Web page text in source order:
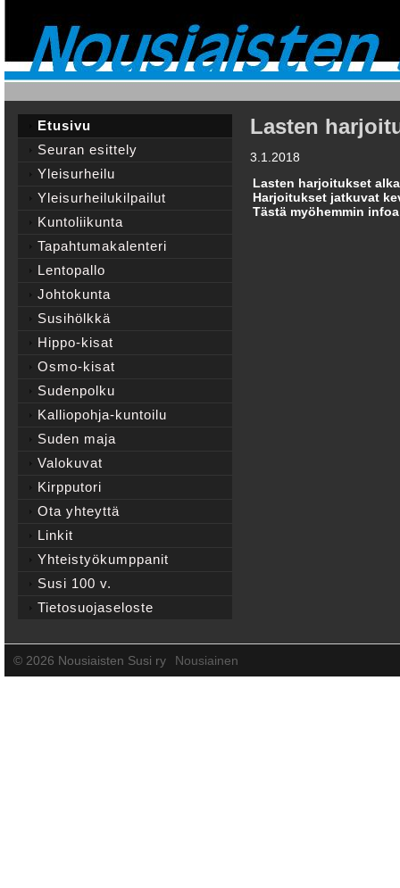
Lasten
3.1.2018
Lasten harjoitukset
Harjoitukset jatkuvat
Tästä myöhemmin
Etusivu
Seuran esittely
Yleisurheilu
Yleisurheilukilpailut
Kuntoliikunta
Tapahtumakalenteri
Lentopallo
Johtokunta
Susihölkkä
Hippo-kisat
Osmo-kisat
Sudenpolku
Kalliopohja-kuntoilu
Suden maja
Valokuvat
Kirpputori
Ota yhteyttä
Linkit
Yhteistyökumppanit
Susi 100 v.
Tietosuojaseloste
© 2026 Nousiaisten Susi ry Nousiainen